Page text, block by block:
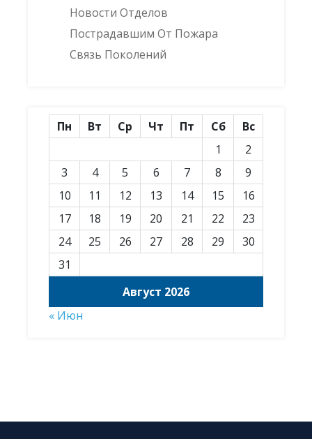
Новости Отделов
Пострадавшим От Пожара
Связь Поколений
Август 2026
Пн Вт Ср Чт Пт Сб
Вс
1
2
3
4 5 6 7 8
9
10
11 12 13 14 15
16
17
18 19 20 21 22
23
24
25 26 27 28 29
30
31
« Июн